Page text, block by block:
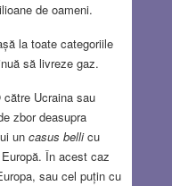
de oameni.
la toate categoriile
să livreze gaz.
Ucraina sau
zbor deasupra
un casus bellicu
În acest caz
sau cel puțin cu